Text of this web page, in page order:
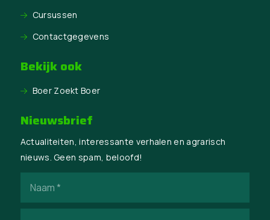
Cursussen
Contactgegevens
Bekijk ook
Boer Zoekt Boer
Nieuwsbrief
Actualiteiten, interessante verhalen en agrarisch
nieuws. Geen spam, beloofd!